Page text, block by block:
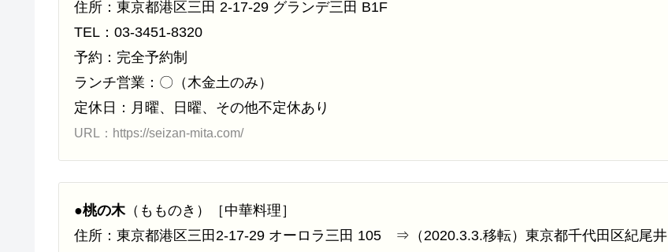
住所：東京都港区三田 2-17-29 グランデ三田 B1F
TEL：03-3451-8320
予約：完全予約制
ランチ営業：〇（木金土のみ）
定休日：月曜、日曜、その他不定休あり
URL：https://seizan-mita.com/
●桃の木（もものき）［中華料理］
住所：東京都港区三田2-17-29 オーロラ三田 105 ⇒（2020.3.3.移転）東京都千代田区紀尾井